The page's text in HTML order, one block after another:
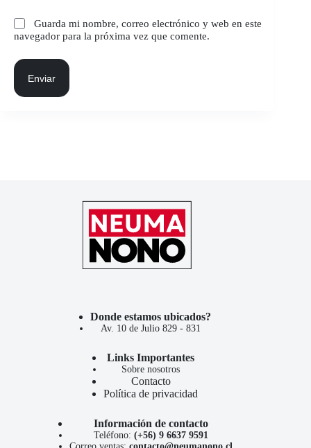
Guarda mi nombre, correo electrónico y web en este
navegador para la próxima vez que comente.
Enviar
Donde estamos ubicados?
Av. 10 de Julio 829 - 831
Links Importantes
Sobre nosotros
Contacto
Política de privacidad
Información de contacto
Teléfono: (+56) 9 6637 9591